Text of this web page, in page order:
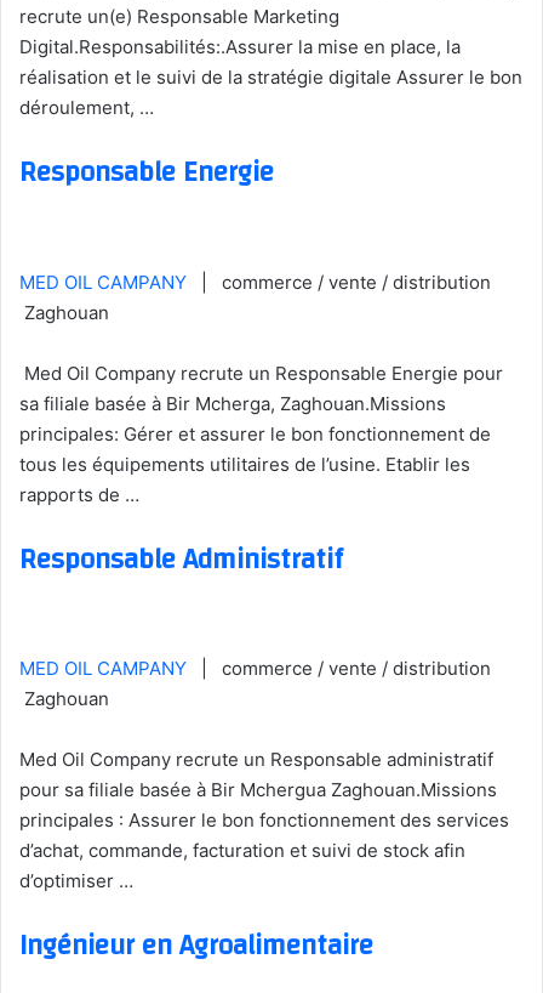
recrute un(e) Responsable Marketing
Digital.Responsabilités:.Assurer la mise en place, la
réalisation et le suivi de la stratégie digitale Assurer le bon
déroulement, …
Responsable Energie
MED OIL CAMPANY
| commerce / vente / distribution
Zaghouan
Med Oil Company recrute un Responsable Energie pour
sa filiale basée à Bir Mcherga, Zaghouan.Missions
principales: Gérer et assurer le bon fonctionnement de
tous les équipements utilitaires de l’usine. Etablir les
rapports de …
Responsable Administratif
MED OIL CAMPANY
| commerce / vente / distribution
Zaghouan
Med Oil Company recrute un Responsable administratif
pour sa filiale basée à Bir Mchergua Zaghouan.Missions
principales : Assurer le bon fonctionnement des services
d’achat, commande, facturation et suivi de stock afin
d’optimiser …
Ingénieur en Agroalimentaire